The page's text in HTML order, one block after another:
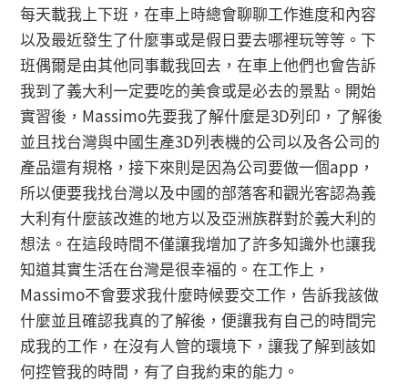
每天載我上下班，在車上時總會聊聊工作進度和內容
以及最近發生了什麼事或是假日要去哪裡玩等等。下
班偶爾是由其他同事載我回去，在車上他們也會告訴
我到了義大利一定要吃的美食或是必去的景點。開始
實習後，Massimo先要我了解什麼是3D列印，了解後
並且找台灣與中國生產3D列表機的公司以及各公司的
產品還有規格，接下來則是因為公司要做一個app，
所以便要我找台灣以及中國的部落客和觀光客認為義
大利有什麼該改進的地方以及亞洲族群對於義大利的
想法。在這段時間不僅讓我增加了許多知識外也讓我
知道其實生活在台灣是很幸福的。在工作上，
Massimo不會要求我什麼時候要交工作，告訴我該做
什麼並且確認我真的了解後，便讓我有自己的時間完
成我的工作，在沒有人管的環境下，讓我了解到該如
何控管我的時間，有了自我約束的能力。